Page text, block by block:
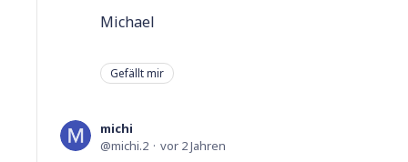
Michael
Gefällt mir
michi
michi.2
vor 2 Jahren